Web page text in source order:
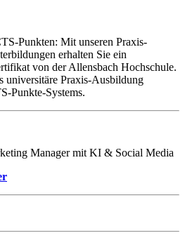
Punkten: Mit unseren Praxis-
erhalten Sie ein
von der Allensbach Hochschule.
universitäre Praxis-Ausbildung
Punkte-Systems.